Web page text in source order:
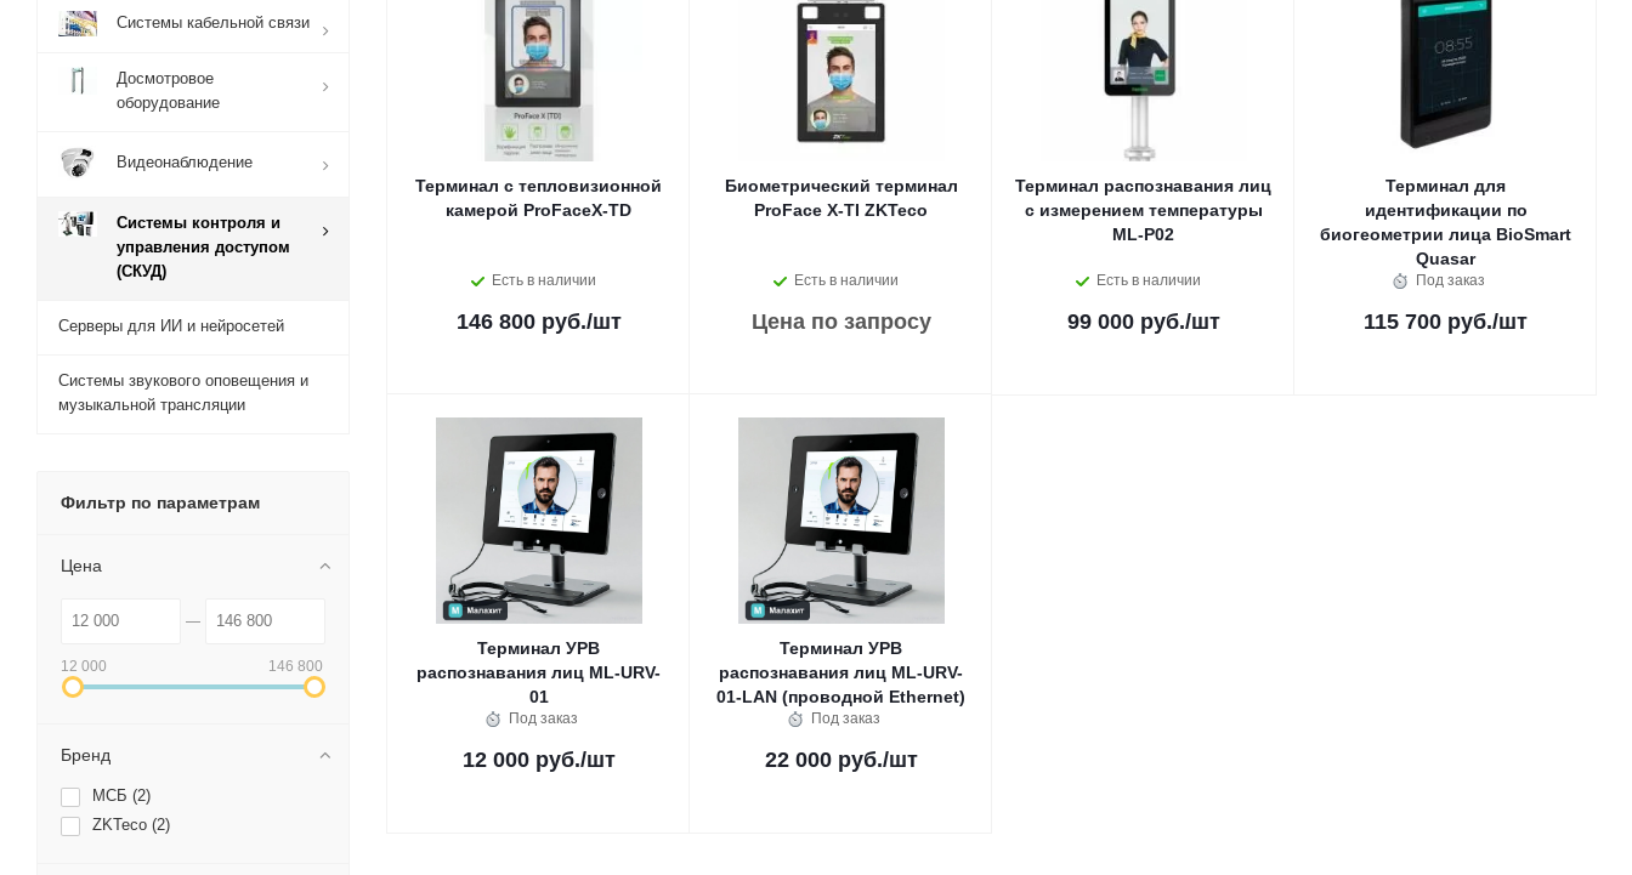
Терминал с тепловизионной
камерой ProFaceX-TD
Есть в наличии
146 800 руб./шт
Биометрический терминал
ProFace X-TI ZKTeco
Есть в наличии
Цена по запросу
Терминал распознавания лиц
с измерением температуры
ML-P02
Есть в наличии
99 000 руб./шт
Терминал для
идентификации по
биогеометрии лица BioSmart
Quasar
Под заказ
115 700 руб./шт
Терминал УРВ
распознавания лиц ML-URV-
01
Под заказ
12 000 руб./шт
Терминал УРВ
распознавания лиц ML-URV-
01-LAN (проводной Ethernet)
Под заказ
22 000 руб./шт
Системы кабельной связи
Досмотровое
оборудование
Видеонаблюдение
Системы контроля и
управления доступом
(СКУД)
Серверы для ИИ и нейросетей
Системы звукового оповещения и
музыкальной трансляции
Фильтр по параметрам
Цена
12 000 146 800
Бренд
МСБ (2)
ZKTeco (2)